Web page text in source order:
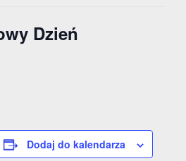
Dzień
Dodaj do kalendarza